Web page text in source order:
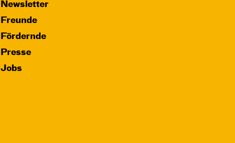
Newsletter
Freunde
Fördernde
Presse
Jobs